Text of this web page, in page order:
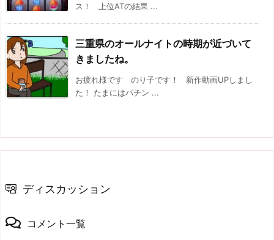
ス！ 上位ATの結果 ...
三重県のオールナイトの時期が近づいて
きましたね。
お疲れ様です のり子です！ 新作動画UPしまし
た！ たまにはパチン ...
ディスカッション
コメント一覧